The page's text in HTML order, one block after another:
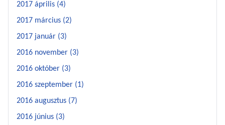
2017 április (4)
2017 március (2)
2017 január (3)
2016 november (3)
2016 október (3)
2016 szeptember (1)
2016 augusztus (7)
2016 június (3)